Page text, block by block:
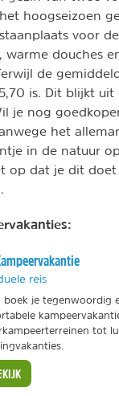
hoogseizoen
voor
warme douches
de
is. Dit blijkt uit
je nog
het
in de natuur
op dat je dit
reis
boek je tegenwoordig
tot